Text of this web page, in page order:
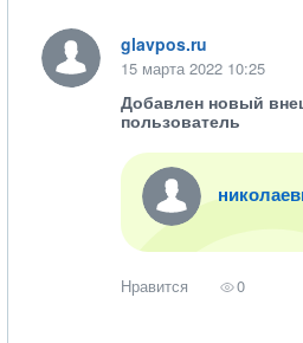
glavpos.ru
15 марта 2022 10:25
Добавлен новый
пользователь
Нравится 0